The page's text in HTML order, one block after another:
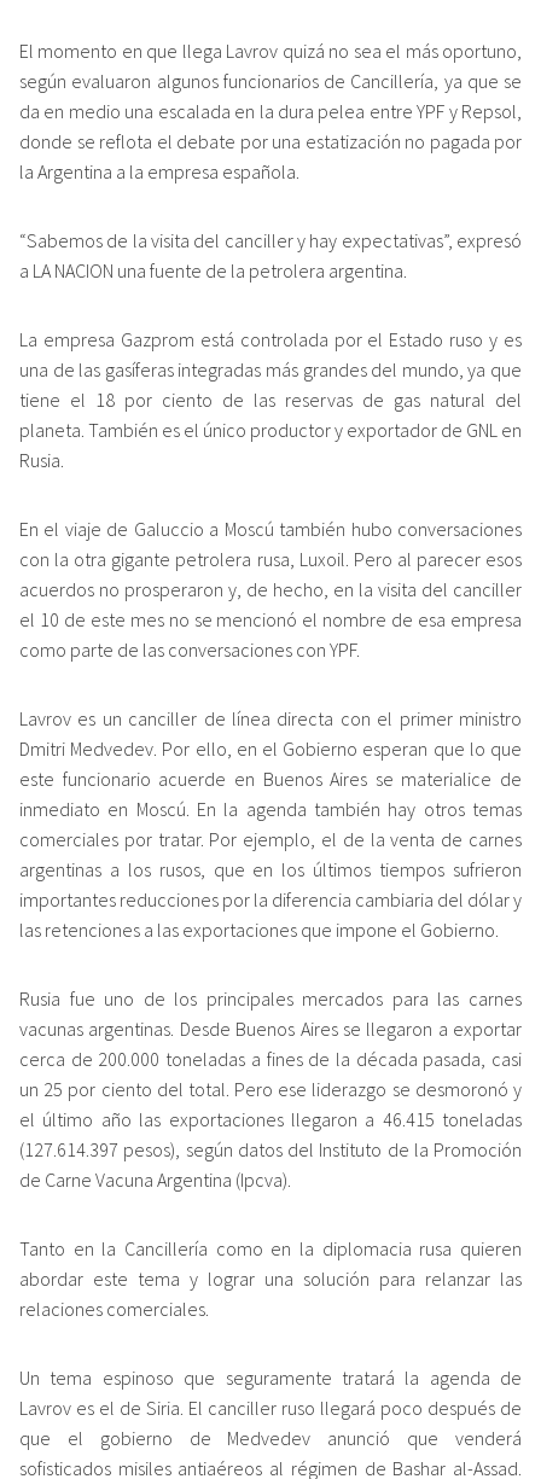
El momento en que llega Lavrov quizá no sea el más oportuno,
según evaluaron algunos funcionarios de Cancillería, ya que se
da en medio una escalada en la dura pelea entre YPF y Repsol,
donde se reflota el debate por una estatización no pagada por
la Argentina a la empresa española.
“Sabemos de la visita del canciller y hay expectativas”, expresó
a LA NACION una fuente de la petrolera argentina.
La empresa Gazprom está controlada por el Estado ruso y es
una de las gasíferas integradas más grandes del mundo, ya que
tiene el 18 por ciento de las reservas de gas natural del
planeta. También es el único productor y exportador de GNL en
Rusia.
En el viaje de Galuccio a Moscú también hubo conversaciones
con la otra gigante petrolera rusa, Luxoil. Pero al parecer esos
acuerdos no prosperaron y, de hecho, en la visita del canciller
el 10 de este mes no se mencionó el nombre de esa empresa
como parte de las conversaciones con YPF.
Lavrov es un canciller de línea directa con el primer ministro
Dmitri Medvedev. Por ello, en el Gobierno esperan que lo que
este funcionario acuerde en Buenos Aires se materialice de
inmediato en Moscú. En la agenda también hay otros temas
comerciales por tratar. Por ejemplo, el de la venta de carnes
argentinas a los rusos, que en los últimos tiempos sufrieron
importantes reducciones por la diferencia cambiaria del dólar y
las retenciones a las exportaciones que impone el Gobierno.
Rusia fue uno de los principales mercados para las carnes
vacunas argentinas. Desde Buenos Aires se llegaron a exportar
cerca de 200.000 toneladas a fines de la década pasada, casi
un 25 por ciento del total. Pero ese liderazgo se desmoronó y
el último año las exportaciones llegaron a 46.415 toneladas
(127.614.397 pesos), según datos del Instituto de la Promoción
de Carne Vacuna Argentina (Ipcva).
Tanto en la Cancillería como en la diplomacia rusa quieren
abordar este tema y lograr una solución para relanzar las
relaciones comerciales.
Un tema espinoso que seguramente tratará la agenda de
Lavrov es el de Siria. El canciller ruso llegará poco después de
que el gobierno de Medvedev anunció que venderá
sofisticados misiles antiaéreos al régimen de Bashar al-Assad.